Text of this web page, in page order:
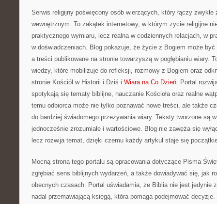
Serwis religijny poświęcony osób wierzących, który łączy
wewnętrznym. To zakątek internetowy, w którym życie religijne
praktycznego wymiaru, lecz realna w codziennych relacjach, w
w doświadczeniach. Blog pokazuje, że życie z Bogiem może być
a treści publikowane na stronie towarzyszą w pogłębianiu wiary.
wiedzy, które mobilizuje do refleksji, rozmowy z Bogiem oraz
stronie Kościół w Historii i Dziś i Wiara na Co Dzień. Portal
spotykają się tematy biblijne, nauczanie Kościoła oraz realne
temu odbiorca może nie tylko poznawać nowe treści, ale także
do bardziej świadomego przeżywania wiary. Teksty tworzone są
jednocześnie zrozumiałe i wartościowe. Blog nie zawęża się
lecz rozwija temat, dzięki czemu każdy artykuł staje się
Mocną stroną tego portalu są opracowania dotyczące Pisma
zgłębiać sens biblijnych wydarzeń, a także dowiadywać się, jak
obecnych czasach. Portal uświadamia, że Biblia nie jest jedynie
nadal przemawiającą księgą, która pomaga podejmować